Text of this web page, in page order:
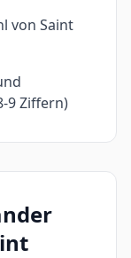
von Saint
9 Ziffern)